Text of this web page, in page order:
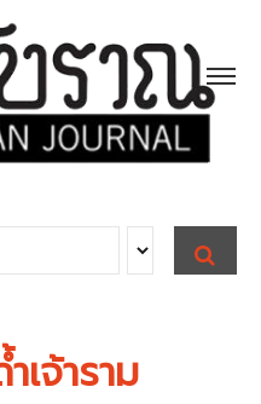
e
S
E
A
จ้าราม